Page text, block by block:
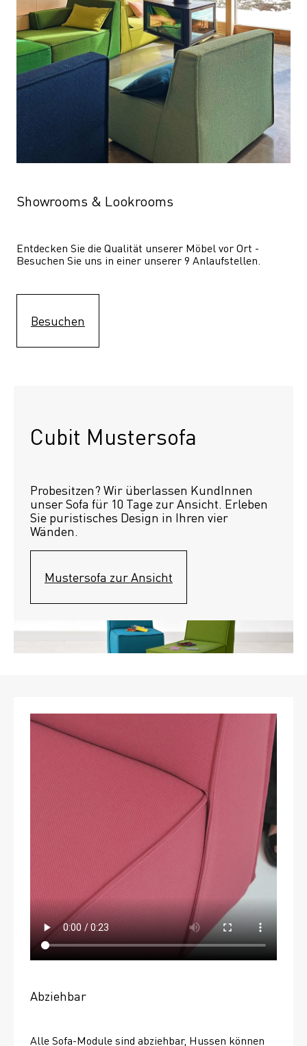
Showrooms & Lookrooms
Entdecken Sie die Qualität unserer Möbel vor Ort -
Besuchen Sie uns in einer unserer 9 Anlaufstellen.
Besuchen
Cubit Mustersofa
Probesitzen? Wir überlassen KundInnen
unser Sofa für 10 Tage zur Ansicht. Erleben
Sie puristisches Design in Ihren vier
Wänden.
Mustersofa zur Ansicht
Abziehbar
Alle Sofa-Module sind abziehbar, Hussen können